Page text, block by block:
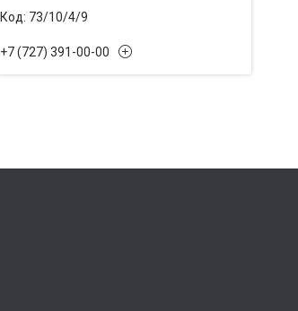
73/10/4/9
+7 (727) 391-00-00